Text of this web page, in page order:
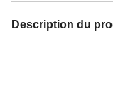
Description du